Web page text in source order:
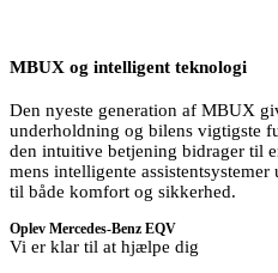
MBUX og intelligent teknologi
Den nyeste generation af MBUX
underholdning og bilens vigtigste
den intuitive betjening bidrager til
mens intelligente
til både komfort og sikkerhed.
Oplev Mercedes-Benz EQV
Vi er klar til at hjælpe dig